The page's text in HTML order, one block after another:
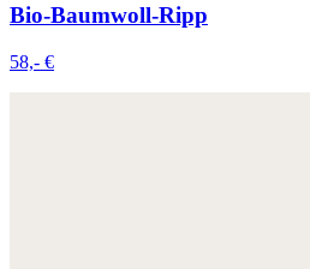
Bio-Baumwoll-Ripp
58,- €